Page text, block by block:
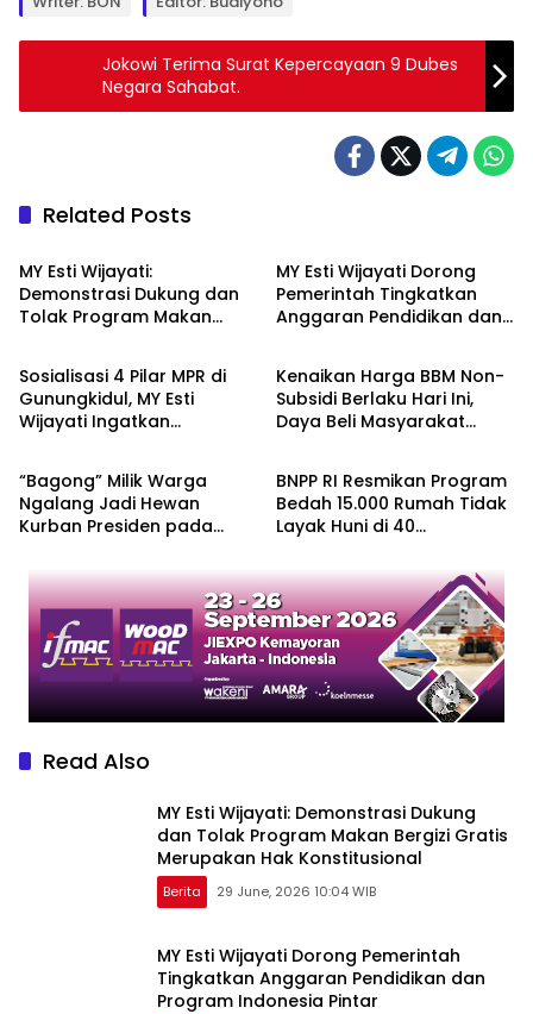
Jokowi Terima Surat Kepercayaan 9 Dubes
Negara Sahabat.
Related Posts
Berita
MY Esti Wijayati:
Demonstrasi Dukung dan
Tolak Program Makan
MY Esti Wijayati Dorong
Pemerintah Tingkatkan
Anggaran Pendidikan dan
Berita
Sosialisasi 4 Pilar MPR di
Gunungkidul, MY Esti
Wijayati Ingatkan
Berita
Kenaikan Harga BBM Non-
Subsidi Berlaku Hari Ini,
Daya Beli Masyarakat
Berita
“Bagong” Milik Warga
Ngalang Jadi Hewan
Kurban Presiden pada
Berita
BNPP RI Resmikan Program
Bedah 15.000 Rumah Tidak
Layak Huni di 40
Perbatasan
Read Also
MY Esti Wijayati: Demonstrasi Dukung
dan Tolak Program Makan Bergizi Gratis
Merupakan Hak Konstitusional
Berita 29 June, 2026 10:04 WIB
MY Esti Wijayati Dorong Pemerintah
Tingkatkan Anggaran Pendidikan dan
Program Indonesia Pintar